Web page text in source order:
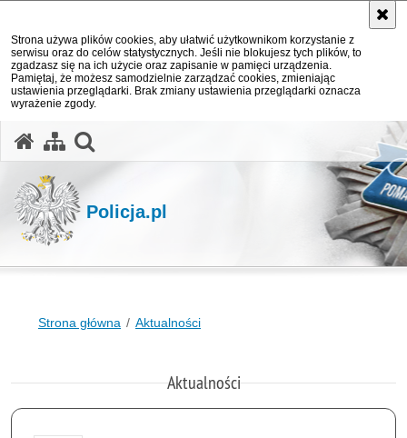
Strona używa plików cookies, aby ułatwić użytkownikom korzystanie z
serwisu oraz do celów statystycznych. Jeśli nie blokujesz tych plików, to
zgadzasz się na ich użycie oraz zapisanie w pamięci urządzenia.
Pamiętaj, że możesz samodzielnie zarządzać cookies, zmieniając
ustawienia przeglądarki. Brak zmiany ustawienia przeglądarki oznacza
wyrażenie zgody.
Policja.pl
Strona główna Aktualności
Aktualności